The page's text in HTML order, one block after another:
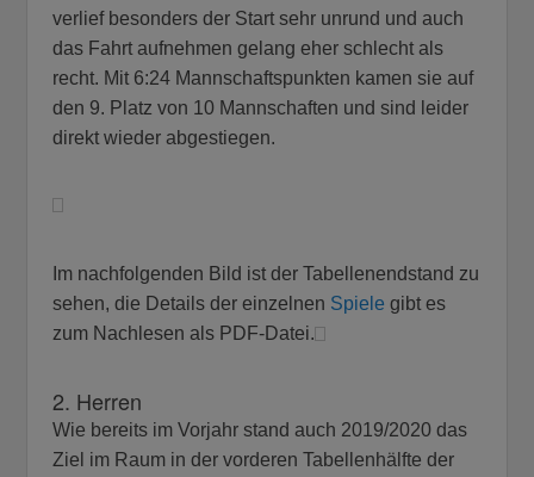
verlief besonders der Start sehr unrund und auch
das Fahrt aufnehmen gelang eher schlecht als
recht. Mit 6:24 Mannschaftspunkten kamen sie auf
den 9. Platz von 10 Mannschaften und sind leider
direkt wieder abgestiegen.
Im nachfolgenden Bild ist der Tabellenendstand zu
sehen, die Details der einzelnen Spiele gibt es
zum Nachlesen als PDF-Datei.
2. Herren
Wie bereits im Vorjahr stand auch 2019/2020 das
Ziel im Raum in der vorderen Tabellenhälfte der